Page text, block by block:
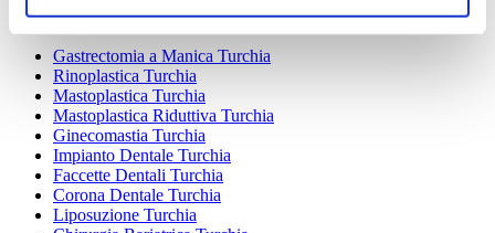
Trattamenti Popolari in Turchia
Gastrectomia a Manica Turchia
Rinoplastica Turchia
Mastoplastica Turchia
Mastoplastica Riduttiva Turchia
Ginecomastia Turchia
Impianto Dentale Turchia
Faccette Dentali Turchia
Corona Dentale Turchia
Liposuzione Turchia